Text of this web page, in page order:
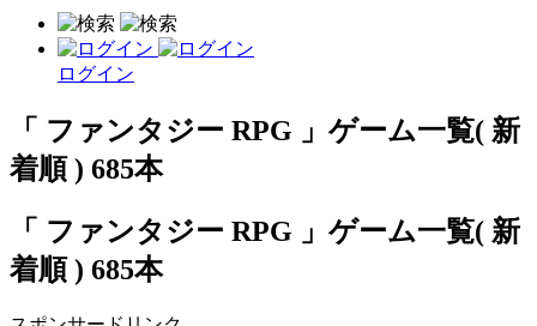
ログイン
「 ファンタジー RPG 」ゲーム一覧( 新
着順 ) 685本
「 ファンタジー RPG 」ゲーム一覧( 新
着順 ) 685本